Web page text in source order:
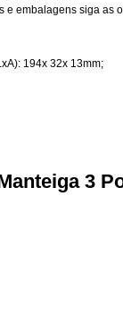
e embalagens siga as
194x 32x 13mm;
3